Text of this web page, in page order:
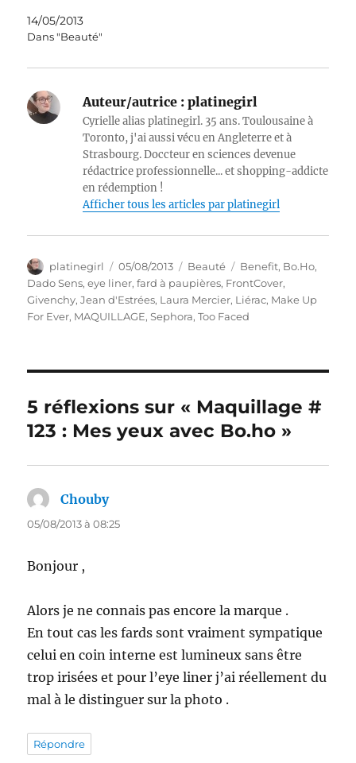
14/05/2013
Dans "Beauté"
Auteur/autrice : platinegirl
Cyrielle alias platinegirl. 35 ans. Toulousaine à
Toronto, j'ai aussi vécu en Angleterre et à
Strasbourg. Doccteur en sciences devenue
rédactrice professionnelle... et shopping-addicte
en rédemption !
Afficher tous les articles par platinegirl
Auteur
platinegirl
Publié
le
05/08/2013 Catégories
Beauté Étiquettes
Benefit, Bo.Ho,
Dado Sens,eye liner,fard à paupières, FrontCover,
Givenchy,Jean d'Estrées, Laura Mercier, Liérac, Make Up
For Ever, MAQUILLAGE,Sephora,Too Faced
5 réflexions sur « Maquillage #
123 : Mes yeux avec Bo.ho »
Choubydit :
05/08/2013 à 08:25
Bonjour ,
Alors je ne connais pas encore la marque .
En tout cas les fards sont vraiment sympatique
celui en coin interne est lumineux sans être
trop irisées et pour l’eye liner j’ai réellement du
mal à le distinguer sur la photo .
Répondre